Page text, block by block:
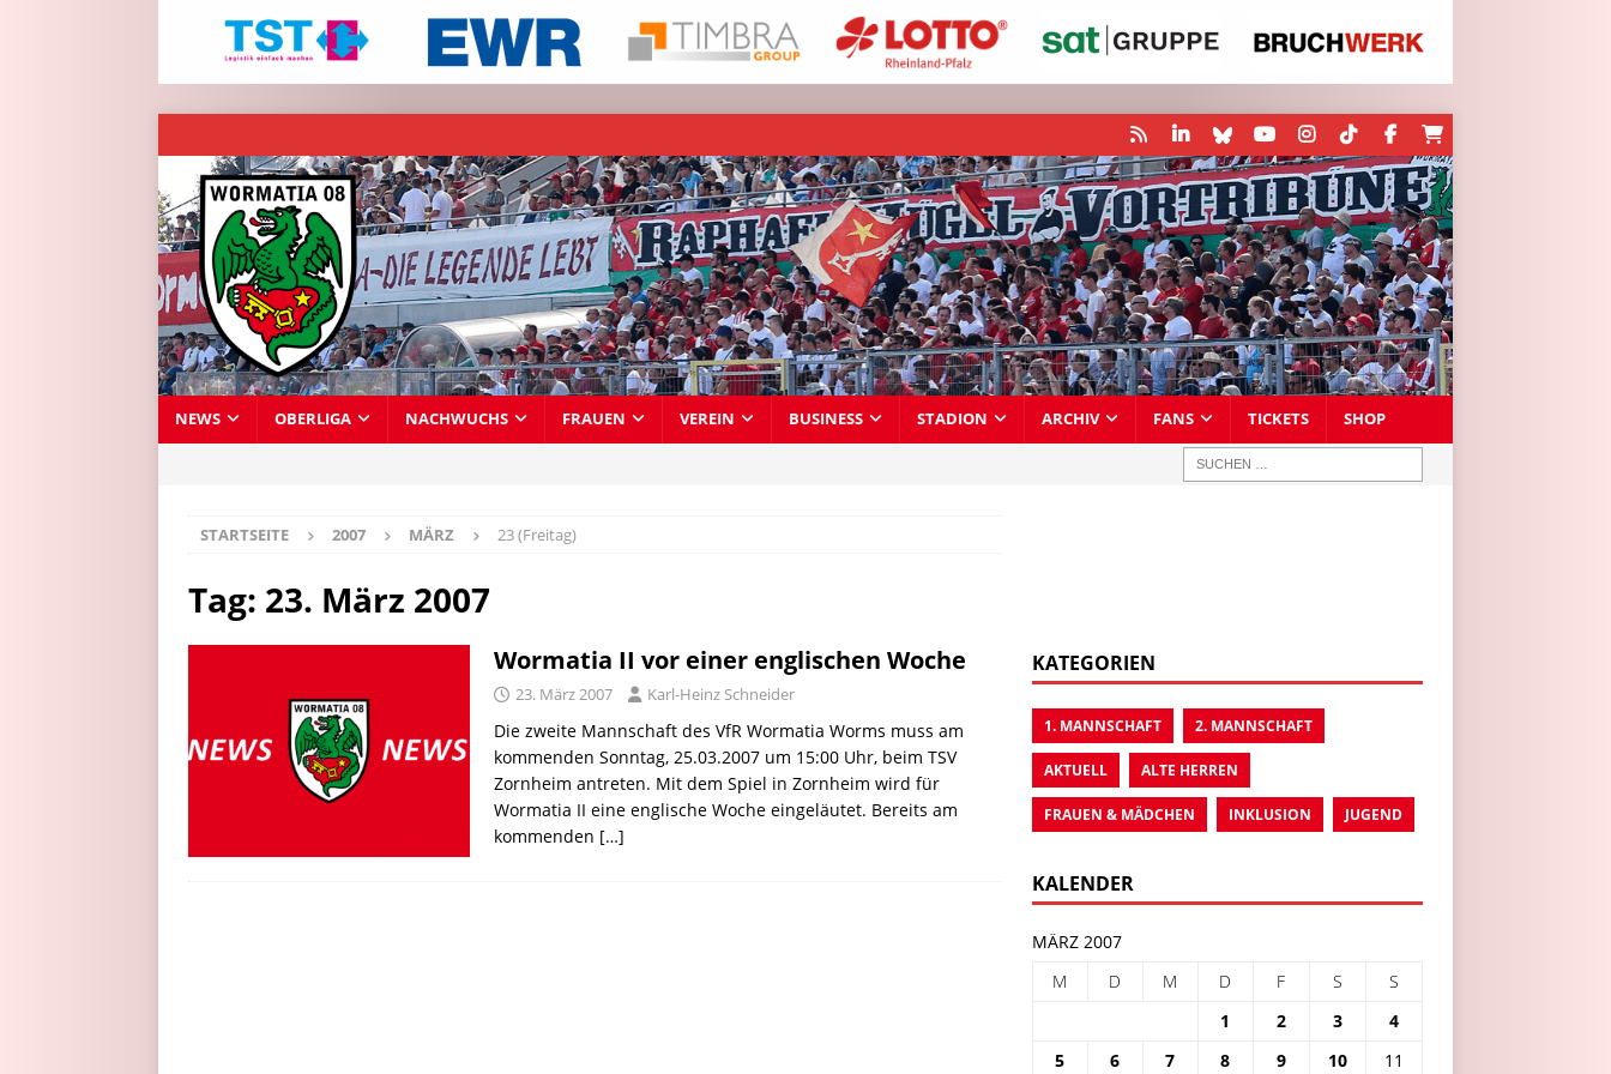
NEWS OBERLIGA NACHWUCHS FRAUEN VEREIN BUSINESS STADION ARCHIV FANS TICKETS SHOP
STARTSEITE 2007 MÄRZ 23 (Freitag)
Tag: 23. März 2007
Wormatia II vor einer englischen Woche
23. März 2007 Karl-Heinz Schneider
Die zweite Mannschaft des VfR Wormatia Worms muss am
kommenden Sonntag, 25.03.2007 um 15:00 Uhr, beim TSV
Zornheim antreten. Mit dem Spiel in Zornheim wird für
Wormatia II eine englische Woche eingeläutet. Bereits am
kommenden […]
KATEGORIEN
1. MANNSCHAFT 2. MANNSCHAFT
AKTUELL ALTE HERREN
FRAUEN & MÄDCHEN INKLUSION JUGEND
KALENDER
MÄRZ 2007
M
D M D F S
S
1
2 3
4
5
6 7 8 9 10 11